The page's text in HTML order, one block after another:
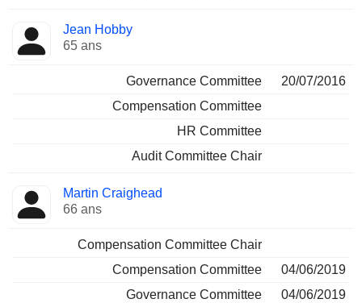
Jean Hobby
65 ans
Governance Committee
20/07/2016
Compensation Committee
HR Committee
Audit Committee Chair
Martin Craighead
66 ans
Compensation Committee Chair
Compensation Committee
04/06/2019
Governance Committee
04/06/2019